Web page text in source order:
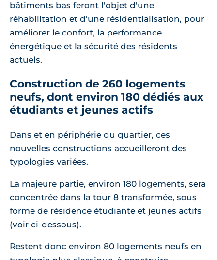
bâtiments bas feront l'objet d'une
réhabilitation et d'une résidentialisation, pour
améliorer le confort, la performance
énergétique et la sécurité des résidents
actuels.
Construction de 260 logements
neufs, dont environ 180 dédiés aux
étudiants et jeunes actifs
Dans et en périphérie du quartier, ces
nouvelles constructions accueilleront des
typologies variées.
La majeure partie, environ 180 logements, sera
concentrée dans la tour 8 transformée, sous
forme de résidence étudiante et jeunes actifs
(voir ci-dessous).
Restent donc environ 80 logements neufs en